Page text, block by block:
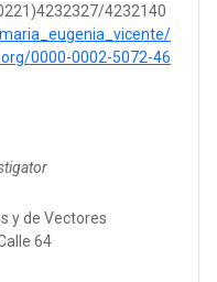
4232140
0000-0002-5072-46
y de Vectores
64